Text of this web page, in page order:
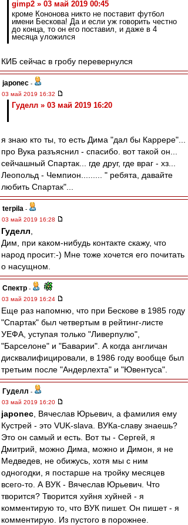
gimp2 » 03 май 2019 00:45
кроме Кононова никто не поставит футбол
имени Бескова! Да и если уж говорить честно
до конца, то он его поставил, и даже в 4
месяца уложился
КИБ сейчас в гробу перевернулся
japonec -
03 май 2019 16:32
Гуделл » 03 май 2019 16:20
я знаю кто ты, то есть Дима "дал бы Каррере"...
про Вука разъяснил - спасибо. вот такой он...
сейчашный Спартак... где друг, где враг - хз...
Леопольд - Чемпион......... " ребята, давайте
любить Спартак"...
terpila -
03 май 2019 16:28
Гуделл
Дим, при каком-нибудь контакте скажу, что
народ просит:-) Мне тоже хочется его почитать
о насущном.
Спектр -
03 май 2019 16:24
Еще раз напомню, что при Бескове в 1985 году
"Спартак" был четвертым в рейтинг-листе
УЕФА, уступая только "Ливерпулю",
"Барселоне" и "Баварии". А когда англичан
дисквалифицировали, в 1986 году вообще был
третьим после "Андерлехта" и "Ювентуса".
Гуделл -
03 май 2019 16:20
japonec , Вячеслав Юрьевич, а фамилия ему
Кустрей - это VUK-slava. ВУКа-славу знаешь?
Это он самый и есть. Вот ты - Сергей, я
Дмитрий, можно Дима, можно и Димон, я не
Медведев, не обижусь, хотя мы с ним
одногодки, я постарше на тройку месяцев
всего-то. А ВУК - Вячеслав Юрьевич. Что
творится? Творится хуйня хуйней - я
комментирую то, что ВУК пишет. Он пишет - я
комментирую. Из пустого в порожнее.